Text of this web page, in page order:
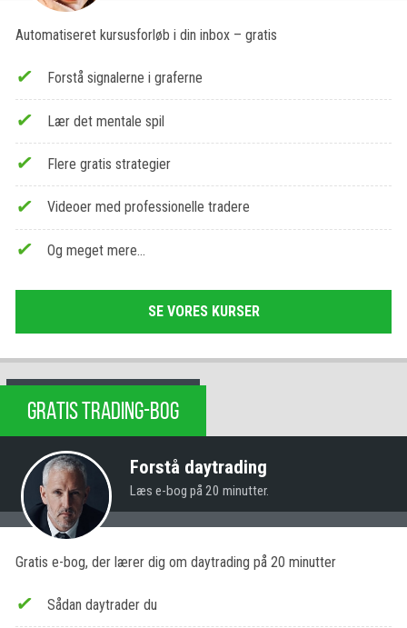
Automatiseret kursusforløb i din inbox – gratis
Forstå signalerne i graferne
Lær det mentale spil
Flere gratis strategier
Videoer med professionelle tradere
Og meget mere…
SE VORES KURSER
GRATIS TRADING-BOG
Forstå daytrading
Læs e-bog på 20 minutter.
Gratis e-bog, der lærer dig om daytrading på 20 minutter
Sådan daytrader du